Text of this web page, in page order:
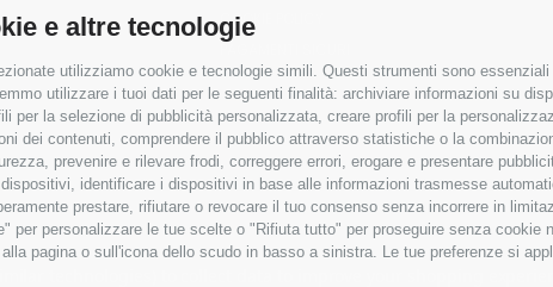
e altre tecnologie
utilizziamo cookie e tecnologie simili. Questi strumenti sono
utilizzare i tuoi dati per le seguenti finalità: archiviare informazioni su
per la selezione di pubblicità personalizzata, creare profili per la
dei contenuti, comprendere il pubblico attraverso statistiche o la
prevenire e rilevare frodi, correggere errori, erogare e presentare
identificare i dispositivi in base alle informazioni trasmesse
prestare, rifiutare o revocare il tuo consenso senza incorrere in
per personalizzare le tue scelte o "Rifiuta tutto" per proseguire senza
pagina o sull'icona dello scudo in basso a sinistra. Le tue preferenze si
COOKIE POLICY